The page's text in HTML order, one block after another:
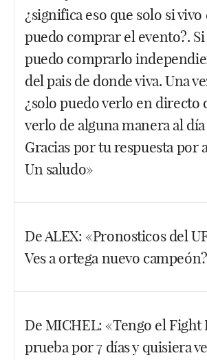
Facebook
Twitter
WhatsApp
¿significa eso que solo si vivo
puedo comprar el evento?. Si
puedo comprarlo
del pais de donde viva. Una
¿solo puedo verlo en directo
verlo de alguna manera al
Gracias por tu respuesta por
Un saludo»
puedes verlo desde donde quieras.
ha dado ningún problema. Una vez
(hora española). Puedes levantarte
día siguiente y verlo. Lo que sí
(supongo que aún pasa) es que solo
para verlo, es decir, que el martes,
De ALEX: «Pronosticos del
Ves a ortega nuevo
primero en mucho tiempo que no
el UFC Fight Pass, ¡Aleluya!
De MICHEL: «Tengo el Fight
prueba por 7 días y quisiera